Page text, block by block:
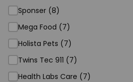
Sponser (8)
Mega Food (7)
Holista Pets (7)
Twins Tec 911 (7)
Health Labs Care (7)